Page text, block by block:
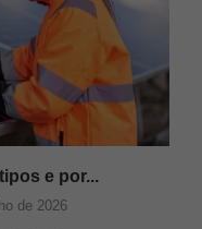
e por...
de 2026